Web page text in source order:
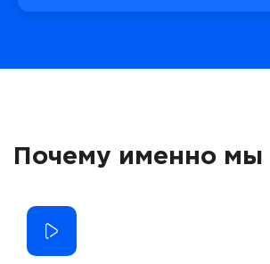
Почему именно мы